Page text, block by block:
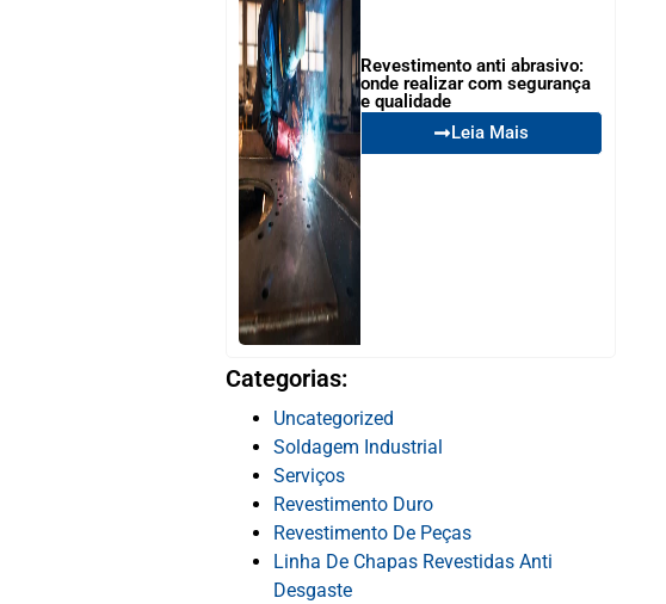
Revestimento anti abrasivo:
onde realizar com segurança
e qualidade
Leia Mais
Categorias:
Uncategorized
Soldagem Industrial
Serviços
Revestimento Duro
Revestimento De Peças
Linha De Chapas Revestidas Anti
Desgaste